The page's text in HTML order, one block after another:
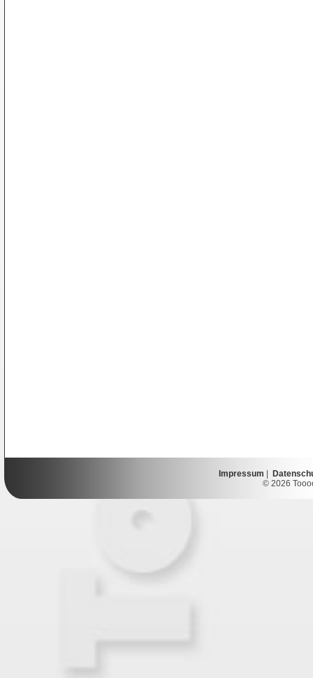
Impressum
© 2026